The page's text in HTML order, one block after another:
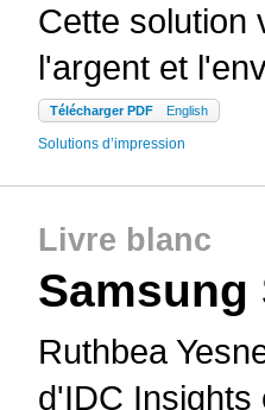
Cette solution
l'argent et
Télécharger PDF English
Solutions d’impression
Livre blanc
Samsung
Ruthbea
d'IDC Insights